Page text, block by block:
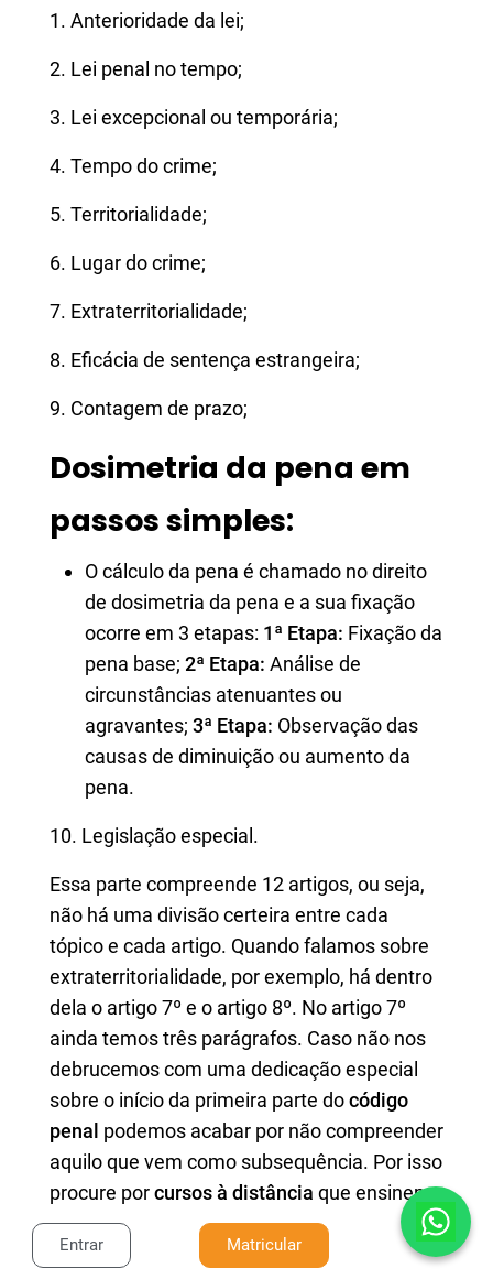
1. Anterioridade da lei;
2. Lei penal no tempo;
3. Lei excepcional ou temporária;
4. Tempo do crime;
5. Territorialidade;
6. Lugar do crime;
7. Extraterritorialidade;
8. Eficácia de sentença estrangeira;
9. Contagem de prazo;
Dosimetria da pena em
passos simples:
O cálculo da pena é chamado no direito
de dosimetria da pena e a sua fixação
ocorre em 3 etapas: 1ª Etapa: Fixação da
pena base; 2ª Etapa: Análise de
circunstâncias atenuantes ou
agravantes; 3ª Etapa: Observação das
causas de diminuição ou aumento da
pena.
10. Legislação especial.
Essa parte compreende 12 artigos, ou seja,
não há uma divisão certeira entre cada
tópico e cada artigo. Quando falamos sobre
extraterritorialidade, por exemplo, há dentro
dela o artigo 7º e o artigo 8º. No artigo 7º
ainda temos três parágrafos. Caso não nos
debrucemos com uma dedicação especial
sobre o início da primeira parte docódigo
penal podemos acabar por não compreender
aquilo que vem como subsequência. Por isso
procure porcursos à distância que ensinem
este código de maneira bem estruturada,
para que não passe despercebido por você
Entrar Matricular